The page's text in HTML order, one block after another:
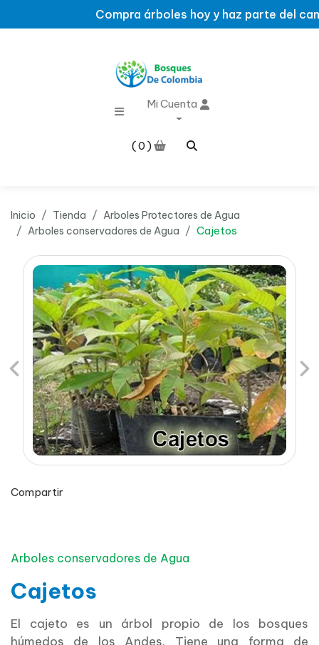
Compra árboles hoy y haz parte del
Mi Cuenta
0
Inicio Tienda
Arboles Protectores de Agua
Arboles conservadores de Agua
Cajetos
Previous
Compartir
Arboles conservadores de Agua
Cajetos
El cajeto es un árbol propio de los bosques
húmedos de los Andes. Tiene una forma de